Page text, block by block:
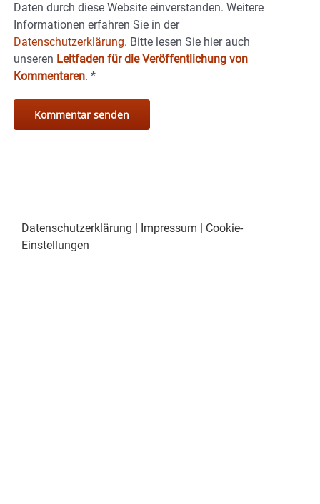
Daten durch diese Website einverstanden. Weitere
Informationen erfahren Sie in der
Datenschutzerklärung. Bitte lesen Sie hier auch
unseren Leitfaden für die Veröffentlichung von
Kommentaren. *
Datenschutzerklärung Impressum
Cookie-
Einstellungen